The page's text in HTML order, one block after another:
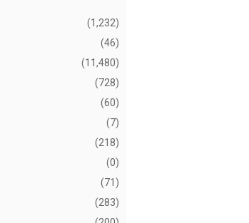
(1,232)
(46)
(11,480)
(728)
(60)
(7)
(218)
(0)
(71)
(283)